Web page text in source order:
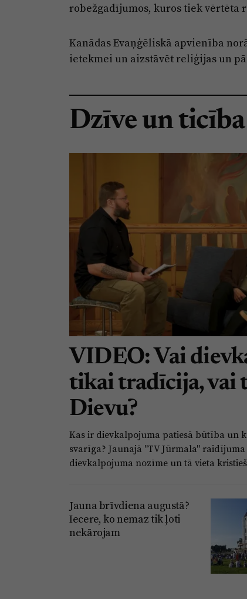
robežgadījumos, kuros tiek vērtēta
Kanādas Evaņģēliskā apvienība
ietekmei un aizstāvēt reliģijas un
Dzīve un ticība
VIDEO: Vai
tikai tradīcija, vai
Dievu?
Kas ir dievkalpojuma patiesā būtība un
svarīga? Jaunajā "TV Jūrmala"
dievkalpojuma nozīme un tā vieta
Jauna brīvdiena augustā?
Iecere, ko nemaz tik ļoti
nekārojam